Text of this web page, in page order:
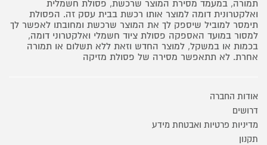
תמורה, במעמד מסירת המוצר שרכשת, פסולת חשמלית
ואלקטרונית דומה למוצר אותו רכשת בבית עסק זה. הפסולת
תימסר למוביל שיספק לך את המוצר שרכשת ומחובתו לאפשר לך
למסור במועד האספקה פסולת ציוד חשמלי ואלקטרוני דומה,
בכמות או במשקל, למוצר החדש וזאת ללא תשלום או תמורה
אחרת. לא תתאפשר מסירה של פסולת מזיקה
אודות החברה
דרושים
מדיניות פרטיות ואבטחת מידע
תקנון